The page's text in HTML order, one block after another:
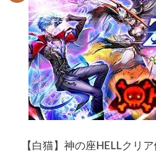
【白猫】神の座HELLクリ